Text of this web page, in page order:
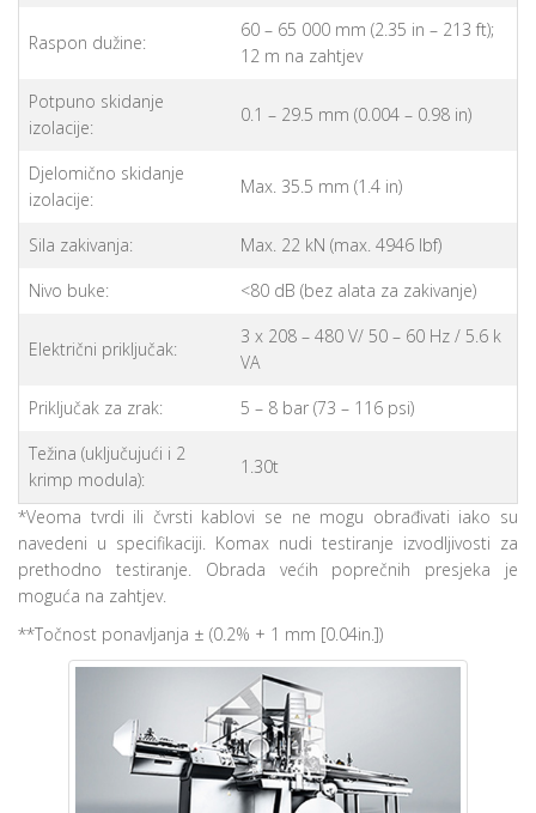
Raspon dužine:
60 – 65 000 mm (2.35 in – 213 ft);
12 m na zahtjev
Potpuno skidanje
izolacije:
0.1 – 29.5 mm (0.004 – 0.98 in)
Djelomično skidanje
izolacije:
Max. 35.5 mm (1.4 in)
Sila zakivanja:
Max. 22 kN (max. 4946 lbf)
Nivo buke:
<80 dB (bez alata za zakivanje)
Električni priključak:
3 x 208 – 480 V/ 50 – 60 Hz / 5.6 k
VA
Priključak za zrak:
5 – 8 bar (73 – 116 psi)
Težina (uključujući i 2
krimp modula):
1.30t
*Veoma tvrdi ili čvrsti kablovi se ne mogu obrađivati iako su
navedeni u specifikaciji. Komax nudi testiranje izvodljivosti za
prethodno testiranje. Obrada većih poprečnih presjeka je
moguća na zahtjev.
**Točnost ponavljanja ± (0.2% + 1 mm [0.04in.])